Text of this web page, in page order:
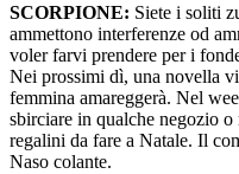
SCORPIONE: Siete i soliti
ammettono interferenze od
voler farvi prendere per i
Nei prossimi dì, una novella
femmina amareggerà. Nel
sbirciare in qualche negozio
regalini da fare a Natale. Il
Naso colante.